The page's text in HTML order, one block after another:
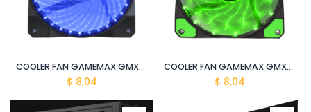
COOLER FAN GAMEMAX GMX-AF12B
$ 8,04
COOLER FAN GAMEMAX GMX-AF12G
$ 8,04